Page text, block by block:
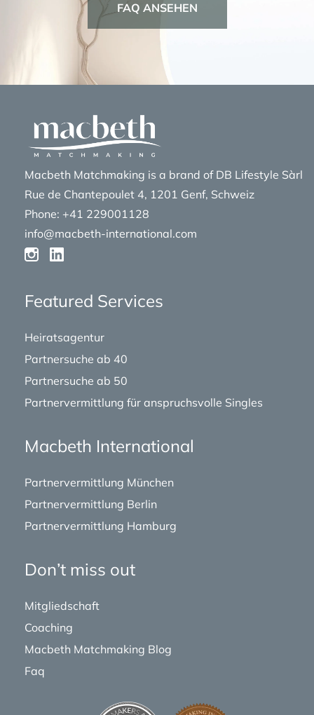
FAQ ANSEHEN
Macbeth Matchmaking is a brand of DB Lifestyle Sàrl
Rue de Chantepoulet 4, 1201 Genf, Schweiz
Phone: +41 229001128
info@macbeth-international.com
Featured Services
Heiratsagentur
Partnersuche ab 40
Partnersuche ab 50
Partnervermittlung für anspruchsvolle Singles
Macbeth International
Partnervermittlung München
Partnervermittlung Berlin
Partnervermittlung Hamburg
Don’t miss out
Mitgliedschaft
Coaching
Macbeth Matchmaking Blog
Faq